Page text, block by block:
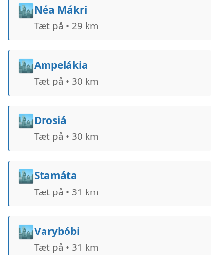
🏙️Néa Mákri
Tæt på • 29 km
🏙️Ampelákia
Tæt på • 30 km
🏙️Drosiá
Tæt på • 30 km
🏙️Stamáta
Tæt på • 31 km
🏙️Varybóbi
Tæt på • 31 km